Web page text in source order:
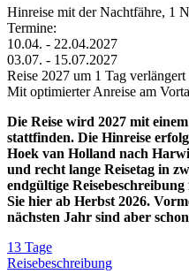
Hinreise mit der Nachtfähre, 1
Termine:
10.04. - 22.04.2027
03.07. - 15.07.2027
Reise 2027 um 1 Tag verlängert
Mit optimierter Anreise am
Die Reise wird 2027 mit
stattfinden. Die Hinreise
Hoek van Holland nach
und recht lange Reisetag in
endgültige
Sie hier ab Herbst 2026.
nächsten Jahr sind aber
13 Tage
Reisebeschreibung